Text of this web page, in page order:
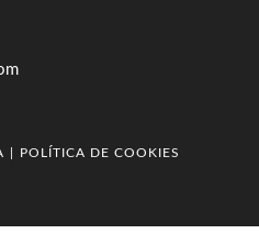
Se
aplicación
POLÍTICA DE COOKIES